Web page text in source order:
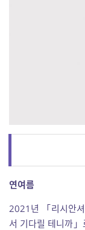
연여름
2021년 「리시안
서 기다릴 테니까